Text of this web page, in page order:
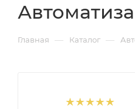
Главная — Каталог —